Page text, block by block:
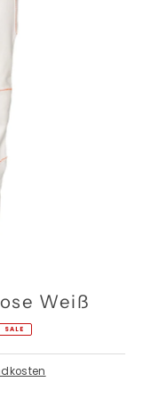
Weiß
SALE